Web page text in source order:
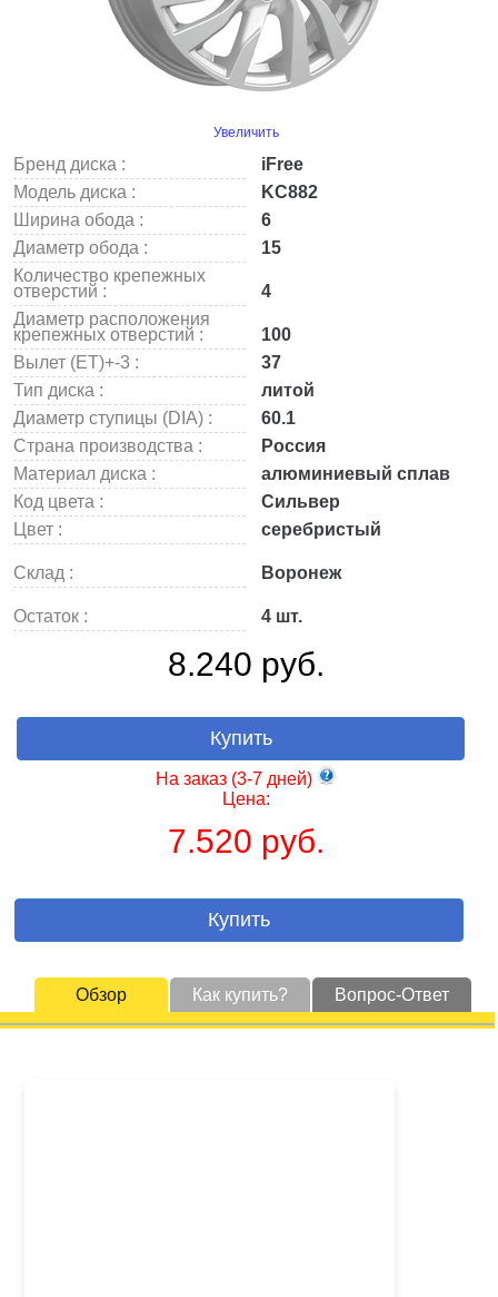
Увеличить
Бренд диска :
iFree
Модель диска :
KC882
Ширина обода :
6
Диаметр обода :
15
Количество крепежных
отверстий :
4
Диаметр расположения
крепежных отверстий :
100
Вылет (ET)+-3 :
37
Тип диска :
литой
Диаметр ступицы (DIA) :
60.1
Страна производства :
Россия
Материал диска :
алюминиевый сплав
Код цвета :
Сильвер
Цвет :
серебристый
Склад : Воронеж
Остаток : 4 шт.
8.240 руб.
Купить
На заказ (3-7 дней)
Цена:
7.520 руб.
Купить
Обзор Как купить? Вопрос-Ответ